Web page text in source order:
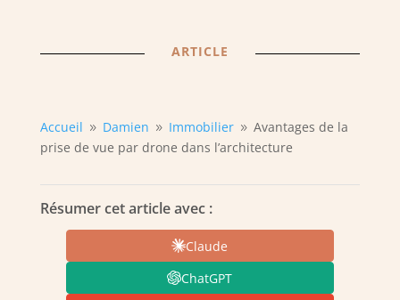
ARTICLE
Accueil 9 Damien 9 Immobilier 9 Avantages de la
prise de vue par drone dans l’architecture
Résumer cet article avec :
Claude
ChatGPT